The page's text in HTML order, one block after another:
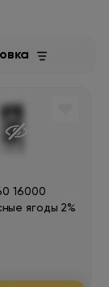
16000
ягоды 2%